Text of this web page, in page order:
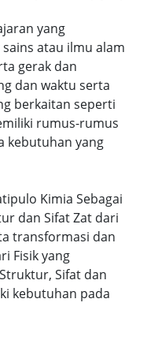
yang
atau ilmu alam
gerak dan
dan waktu serta
berkaitan seperti
rumus-rumus
kebutuhan yang
Kimia Sebagai
dan Sifat Zat dari
transformasi dan
Fisik yang
Sifat dan
kebutuhan pada